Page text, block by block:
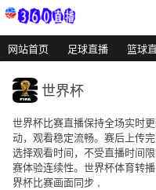
网站首页 足球直播 篮球
世界杯
世界杯比赛直播保持全场实时
动，观看稳定流畅。赛后上传
选择观看时间，不受直播时间
赛体验连续性。世界杯体育转
界杯比赛画面同步 ,